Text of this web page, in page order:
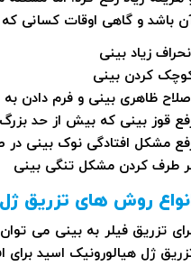
باشد و گاهی اوقات کسانی
زیاد بینی
کردن بینی
ظاهری بینی و فرم دادن
قوز بینی که بیش از حد
مشکل افتادگی نوک بینی
طرف کردن مشکل تنگی بینی
روش های تزریق
تزریق فیلر به بینی می
ژل هیالورونیک اسید